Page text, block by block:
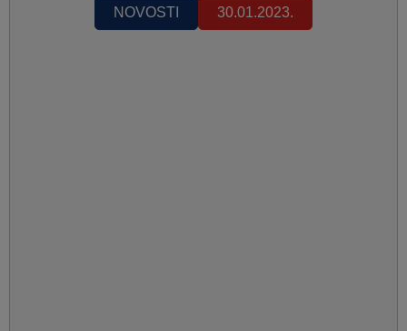
NOVOSTI 30.01.2023.